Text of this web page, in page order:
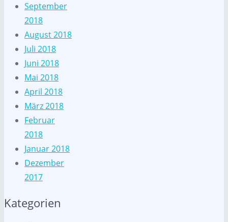
September
2018
August 2018
Juli 2018
Juni 2018
Mai 2018
April 2018
März 2018
Februar
2018
Januar 2018
Dezember
2017
Kategorien